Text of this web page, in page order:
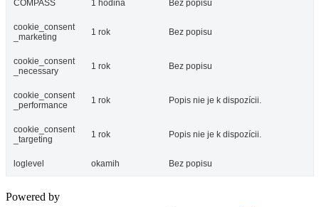
COMPASS 1 hodina Bez popisu
cookie_consent
_marketing
1 rok Bez popisu
cookie_consent
_necessary
1 rok Bez popisu
cookie_consent
_performance
1 rok Popis nie je k dispozícii.
cookie_consent
_targeting
1 rok Popis nie je k dispozícii.
loglevel okamih Bez popisu
Powered by